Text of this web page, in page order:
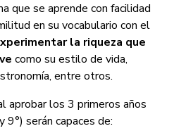
que se aprende con facilidad
en su vocabulario con el
la riqueza que
como su estilo de vida,
entre otros.
aprobar los 3 primeros años
9°) serán capaces de: